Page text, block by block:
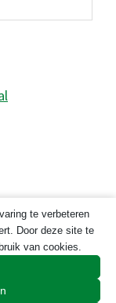
te verbeteren
Door deze site te
van cookies.